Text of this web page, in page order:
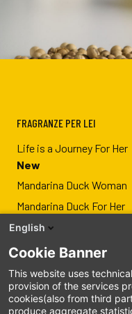
FRAGRANZE PER LEI
Life is a Journey For Her
New
Mandarina Duck Woman
Mandarina Duck For Her
Vida Loca For Her
The Mandariners For Her
MANDARINA DUCK
English
Cookie Banner
This website uses
provision of the services
cookies(also from third
produce aggregate